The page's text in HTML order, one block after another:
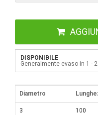
DISPONIBILE
Generalmente evaso in 1 -
Diametro
3 100